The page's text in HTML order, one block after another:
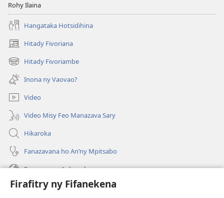
Firafitry ny Fifanekena
Rohy Ilaina
Hangataka Hotsidihina
Hitady Fivoriana
(manokatra
rohy) Hitady Fivoriambe
(manokatra
rohy) Inona ny Vaovao?
Video
Video Misy Feo Manazava Sary
Hikaroka
Fanazavana ho An’ny Mpitsabo
Fanazavana Ankapobeny
Fanampiana